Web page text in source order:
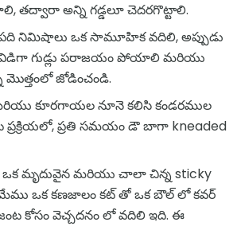
తద్వారా అన్ని గడ్డలూ చెదరగొట్టాలి.
పది నిమిషాలు ఒక సామూహిక వదిలి, అప్పుడు
గుడ్లు పరాజయం పోయాలి మరియు
మొత్తంలో జోడించండి.
కూరగాయల నూనె కలిసి కండరముల
ప్రక్రియలో, ప్రతి సమయం డౌ బాగా kneaded
మృదువైన మరియు చాలా చిన్న sticky
ఒక కణజాలం కట్ తో ఒక బౌల్ లో కవర్
కోసం వెచ్చదనం లో వదిలి ఇది. ఈ